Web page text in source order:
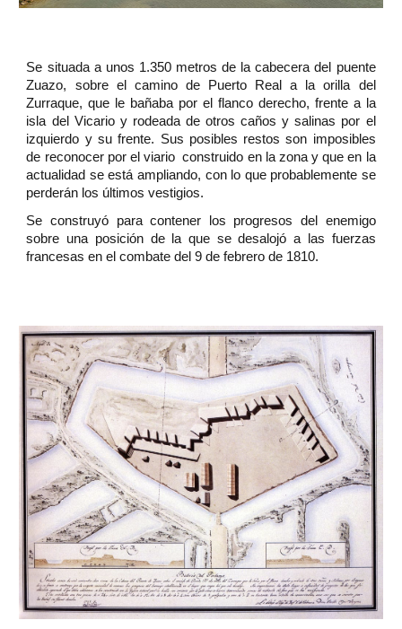
Se situada a unos 1.350 metros de la cabecera del puente
Zuazo, sobre el camino de Puerto Real a la orilla del
Zurraque, que le bañaba por el flanco derecho, frente a la
isla del Vicario y rodeada de otros caños y salinas por el
izquierdo y su frente. Sus posibles restos son imposibles
de reconocer por el viario construido en la zona y que en la
actualidad se está ampliando, con lo que probablemente se
perderán los últimos vestigios.
Se construyó para contener los progresos del enemigo
sobre una posición de la que se desalojó a las fuerzas
francesas en el combate del 9 de febrero de 1810.